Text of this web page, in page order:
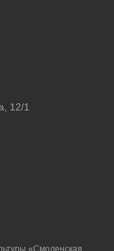
12/1
«Смоленская